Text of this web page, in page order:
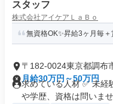
スタッフ
株式会社アイケアＬａＢｏ
無資格OK✨昇給3ヶ月毎
〒182-0024東京都調布
月給30万円～50万円
求めている人材 ✅ 未
や学歴、資格は問いませ